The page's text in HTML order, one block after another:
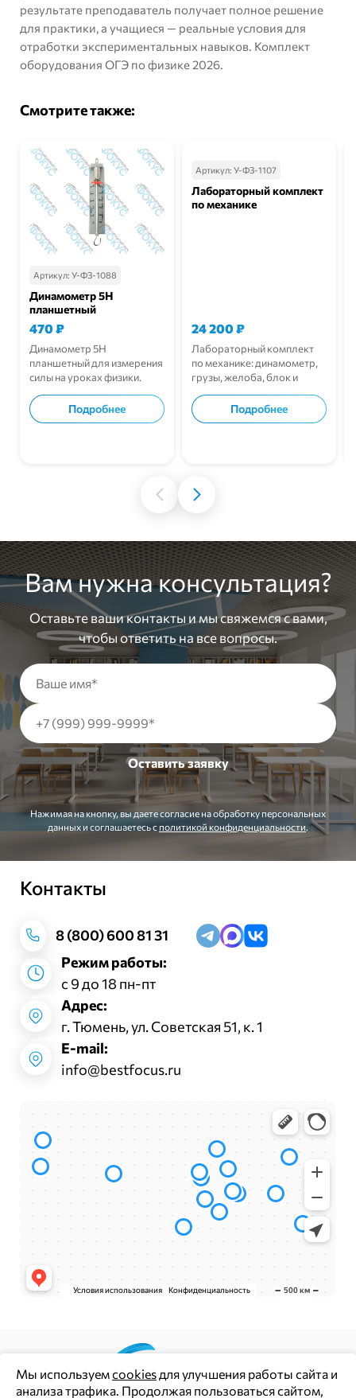
результате преподаватель получает полное решение
для практики, а учащиеся — реальные условия для
отработки экспериментальных навыков. Комплект
оборудования ОГЭ по физике 2026.
Смотрите также:
Артикул: У-ФЗ-1088
Динамометр 5Н
планшетный
470₽
Динамометр 5Н
планшетный для измерения
силы на уроках физики.
Подробнее
Артикул: У-ФЗ-1107
Лабораторный комплект
по механике
24 200₽
Лабораторный комплект
по механике: динамометр,
грузы, желоба, блок и
кабинета физики.
Подробнее
Вам нужна консультация?
Оставьте ваши контакты и мы свяжемся с вами,
чтобы ответить на все вопросы.
Нажимая на кнопку, вы даете согласие на обработку персональных
данных и соглашаетесь c политикой конфиденциальности
Контакты
8 (800) 600 81 31
Режим работы:
с 9 до 18 пн-пт
Адрес:
г. Тюмень, ул. Советская 51, к. 1
E-mail:
info@bestfocus.ru
Мы используемcookies для улучшения работы сайта и
анализа трафика. Продолжая пользоваться сайтом,